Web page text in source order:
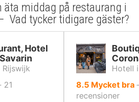
äta middag på restaurang i
Vad tycker tidigare gäster?
Hotel
21
Hotell
8.5av
10,
Mycket bra
recensioner